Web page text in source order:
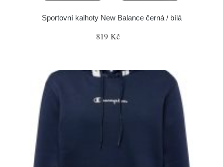
Sportovní kalhoty New Balance černá / bílá
819 Kč